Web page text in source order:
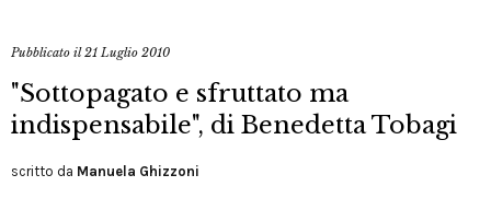
Pubblicato il21 Luglio 2010
"Sottopagato e sfruttato ma
indispensabile", di Benedetta Tobagi
scritto da Manuela Ghizzoni